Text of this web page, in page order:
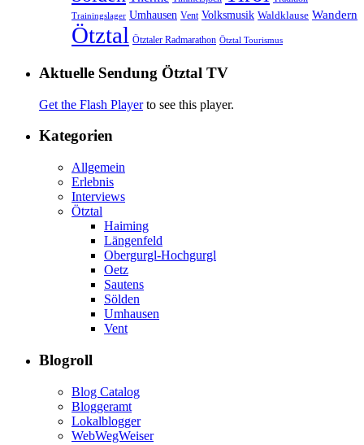
Trainingslager Umhausen Vent Volksmusik Waldklause Wandern
Ötztal Ötztaler Radmarathon Ötztal Tourismus
Aktuelle Sendung Ötztal TV
Get the Flash Playerto see this player.
Kategorien
Allgemein
Erlebnis
Interviews
Ötztal
Haiming
Längenfeld
Obergurgl-Hochgurgl
Oetz
Sautens
Sölden
Umhausen
Vent
Blogroll
Blog Catalog
Bloggeramt
Lokalblogger
WebWegWeiser